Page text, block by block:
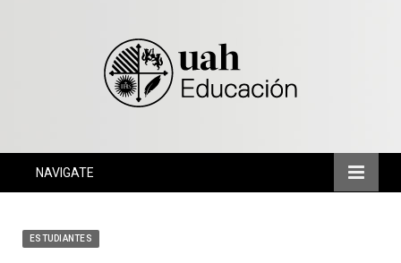
NAVIGATE
ESTUDIANTES